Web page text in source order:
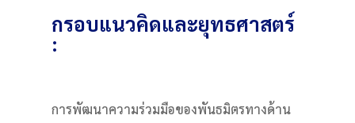
กรอบแนวคิดและยุทธศาสตร์
:
การพัฒนาความร่วมมือของพันธมิตรทางด้าน